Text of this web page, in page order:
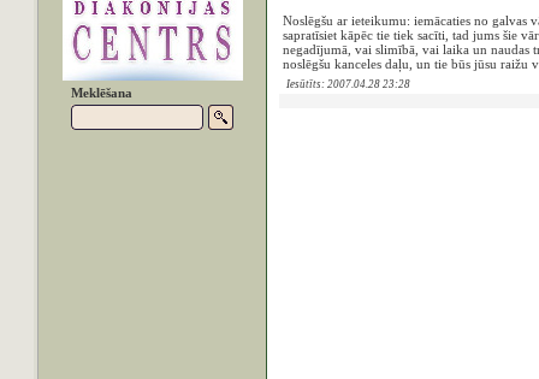
Meklēšana
Noslēgšu ar ieteikumu: iemācaties no galvas
sapratīsiet kāpēc tie tiek sacīti, tad jums šie
negadījumā, vai slimībā, vai laika un naudas
noslēgšu kanceles daļu, un tie būs jūsu raižu
Iesūtīts: 2007.04.28 23:28